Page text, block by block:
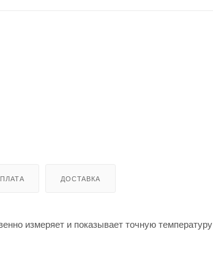
ДОСТАВКА
измеряет и показывает точную температуру